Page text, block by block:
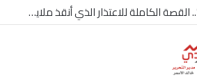
إذا أخطأنا سامحونا”.. القصة الكاملة للاعتذار الذي أنقذ ملايين “إعمار” في الساحل الشمالي